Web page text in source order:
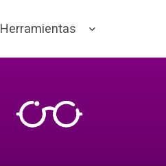
Herramientas